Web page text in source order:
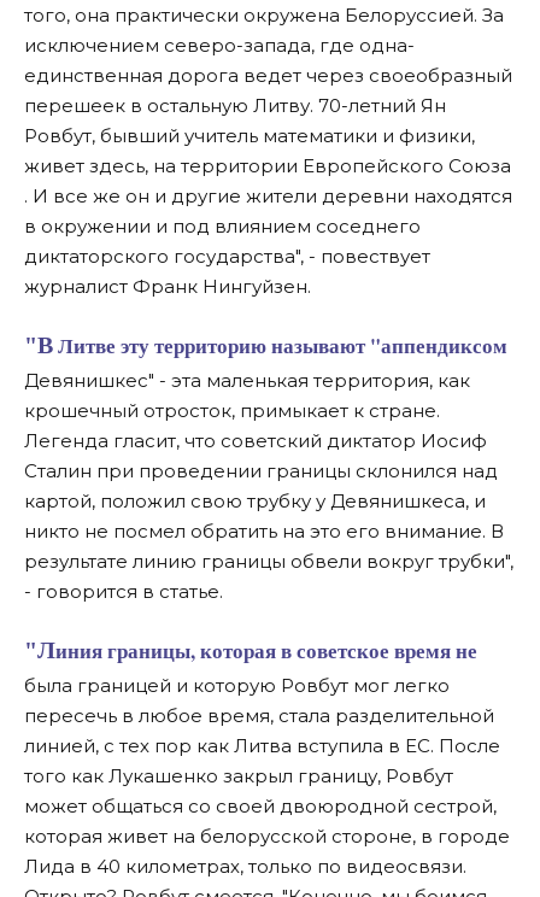
того, она практически окружена Белоруссией. За
исключением северо-запада, где одна-
единственная дорога ведет через своеобразный
перешеек в остальную Литву. 70-летний Ян
Ровбут, бывший учитель математики и физики,
живет здесь, на территории Европейского Союза
. И все же он и другие жители деревни находятся
в окружении и под влиянием соседнего
диктаторского государства", - повествует
журналист Франк Нингуйзен.
"В Литве эту территорию называют "аппендиксом
Девянишкес" - эта маленькая территория, как
крошечный отросток, примыкает к стране.
Легенда гласит, что советский диктатор Иосиф
Сталин при проведении границы склонился над
картой, положил свою трубку у Девянишкеса, и
никто не посмел обратить на это его внимание. В
результате линию границы обвели вокруг трубки",
- говорится в статье.
"Линия границы, которая в советское время не
была границей и которую Ровбут мог легко
пересечь в любое время, стала разделительной
линией, с тех пор как Литва вступила в ЕС. После
того как Лукашенко закрыл границу, Ровбут
может общаться со своей двоюродной сестрой,
которая живет на белорусской стороне, в городе
Лида в 40 километрах, только по видеосвязи.